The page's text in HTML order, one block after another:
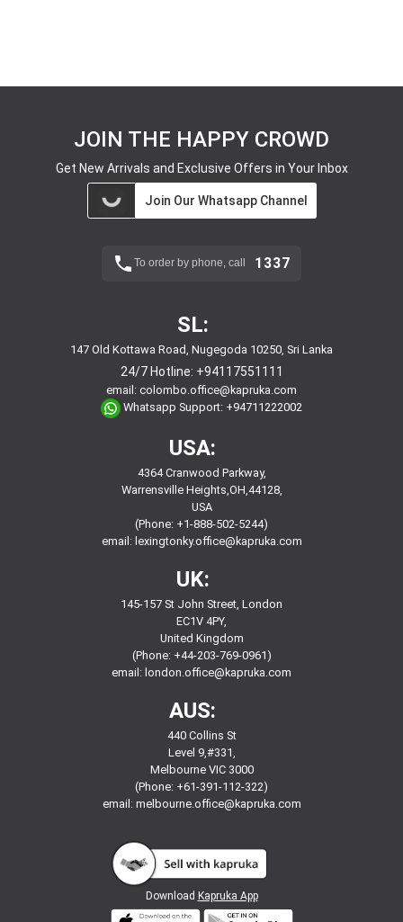
JOIN THE HAPPY CROWD
Get New Arrivals and Exclusive Offers in Your Inbox
Join Our Whatsapp Channel
To order by phone, call 1337
SL:
147 Old Kottawa Road, Nugegoda 10250, Sri Lanka
24/7 Hotline: +94117551111
email: colombo.office@kapruka.com
Whatsapp Support: +94711222002
USA:
4364 Cranwood Parkway,
Warrensville Heights,OH,44128,
USA
(Phone: +1-888-502-5244)
email: lexingtonky.office@kapruka.com
UK:
145-157 St John Street, London
EC1V 4PY,
United Kingdom
(Phone: +44-203-769-0961)
email: london.office@kapruka.com
AUS:
440 Collins St
Level 9,#331,
Melbourne VIC 3000
(Phone: +61-391-112-322)
email: melbourne.office@kapruka.com
Download Kapruka App